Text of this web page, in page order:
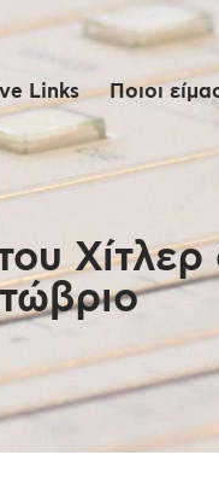
Links Ποιοι
Χίτλερ